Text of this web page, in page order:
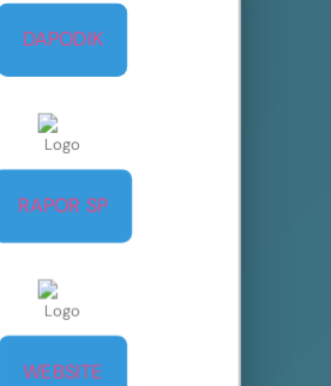
DAPODIK
RAPOR SP
WEBSITE